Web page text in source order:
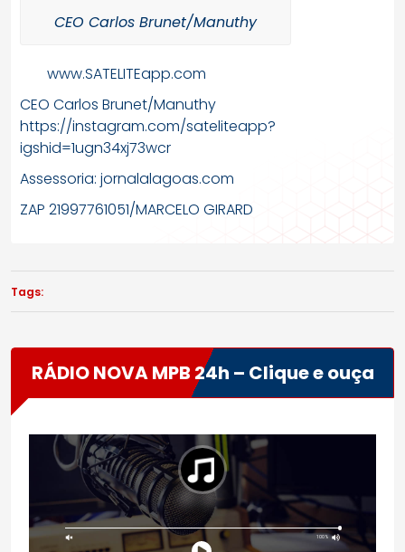
CEO Carlos Brunet/Manuthy
www.SATELITEapp.com
CEO Carlos Brunet/Manuthy
https://instagram.com/sateliteapp?
igshid=1ugn34xj73wcr
Assessoria: jornalalagoas.com
ZAP 21997761051/MARCELO GIRARD
Tags:
RÁDIO NOVA MPB 24h – Clique e ouça